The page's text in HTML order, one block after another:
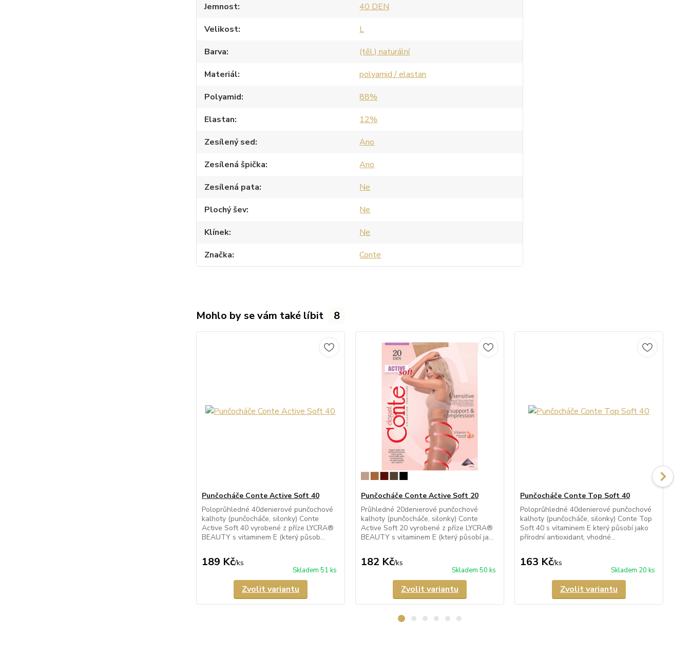
Jemnost
40 DEN
Velikost
L
Barva
(těl.) naturální
Materiál
polyamid / elastan
Polyamid
88%
Elastan
12%
Zesílený sed
Ano
Zesílená špička
Ano
Zesílená pata
Ne
Plochý šev
Ne
Klínek
Ne
Značka
Conte
Mohlo by se vám také líbit 8
Punčocháče Conte Active Soft 40
Poloprůhledné 40denierové punčochové
kalhoty (punčocháče, silonky) Conte
Active Soft 40 vyrobené z příze LYCRA®
BEAUTY s vitaminem E (který působ...
189 Kč/ks
Skladem 51 ks
Zvolit variantu
Punčocháče Conte Active Soft 20
Průhledné 20denierové punčochové
kalhoty (punčocháče, silonky) Conte
Active Soft 20 vyrobené z příze LYCRA®
BEAUTY s vitaminem E (který působí ja...
182 Kč/ks
Skladem 50 ks
Zvolit variantu
Punčocháče Conte Top Soft 40
Poloprůhledné 40denierové punčochové
kalhoty (punčocháče, silonky) Conte Top
Soft 40 s vitaminem E který působí jako
přírodní antioxidant, vhodné...
163 Kč/ks
Skladem 20 ks
Zvolit variantu